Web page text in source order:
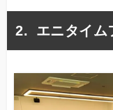
エニタイム